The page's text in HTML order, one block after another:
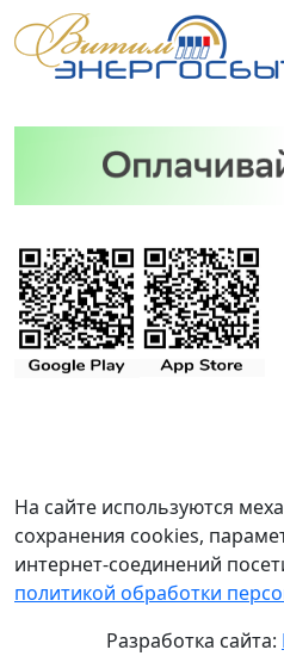
На сайте используются
сохранения cookies,
интернет-соединений
политикой обработки
Разработка сайта: